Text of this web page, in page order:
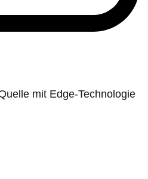
mit Edge-Technologie